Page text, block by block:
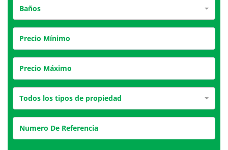
Baños
Todos los tipos de propiedad